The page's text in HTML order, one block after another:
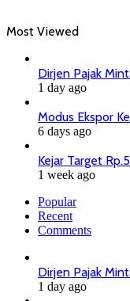
Most Viewed
Dirjen Pajak
1 day ago
Modus Ekspor
6 days ago
Kejar Target
1 week ago
Popular
Recent
Comments
Dirjen Pajak
1 day ago